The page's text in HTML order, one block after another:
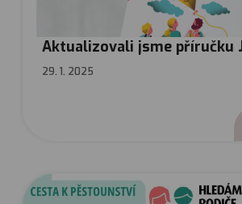
Aktualizovali jsme příručku
29. 1. 2025